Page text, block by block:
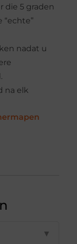
die 5 graden
nadat u
na elk
▼